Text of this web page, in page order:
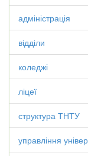
адміністрація
відділи
коледжі
ліцеї
структура ТНТУ
управління